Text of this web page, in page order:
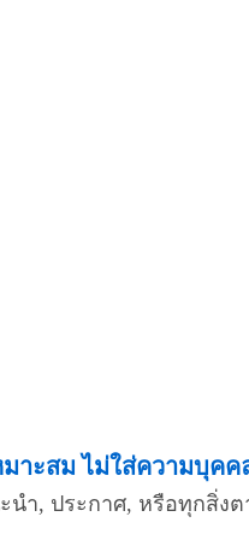
ะสม ไม่ใส่ความบุค
ำ, ประกาศ, หรือทุกสิ่ง